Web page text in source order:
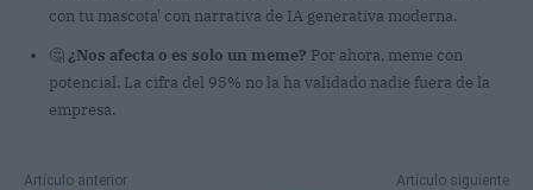
con tu mascota' con narrativa de IA generativa moderna.
🤔¿Nos afecta o es solo un meme? Por ahora, meme con
potencial. La cifra del 95% no la ha validado nadie fuera de la
empresa.
Artículo anterior
Artículo siguiente